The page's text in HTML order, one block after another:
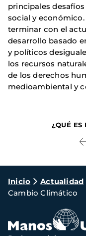
principales
social y
terminar con el
desarrollo basado
y políticos
los recursos
de los derechos
medioambiental y
¿QUÉ ES
Ruta
de
navegación
Inicio Actualidad
Cambio Climático